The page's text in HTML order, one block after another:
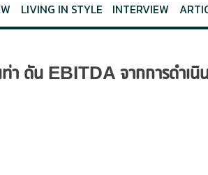
LIVING IN STYLE INTERVIEW
า ดัน EBITDA จากการดำเนิ